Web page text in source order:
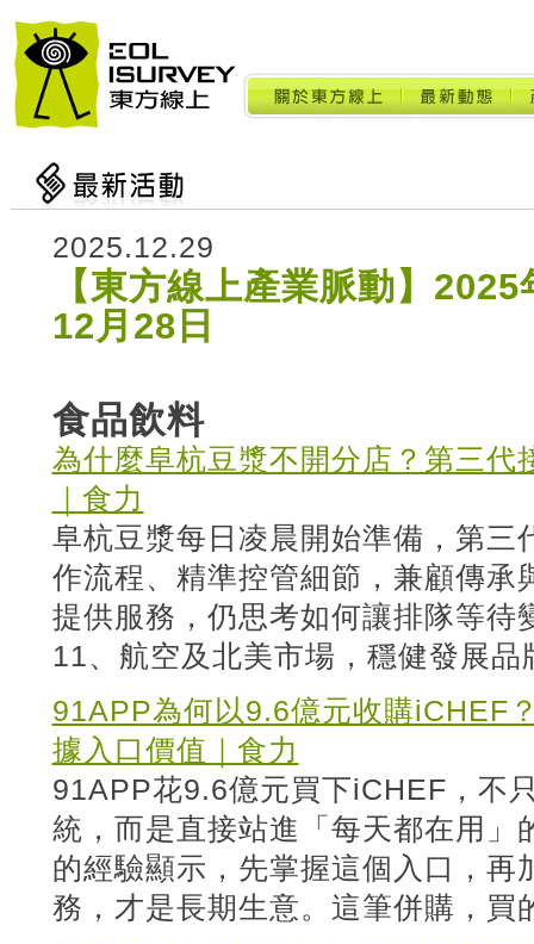
2025.12.29
【東方線上產業脈動】
12月28日
食品飲料
為什麼阜杭豆漿不開分店？第三代
｜食力
阜杭豆漿每日凌晨開始準備，第三
作流程、精準控管細節，兼顧傳承
提供服務，仍思考如何讓排隊等待
11、航空及北美市場，穩健發展品
91APP為何以9.6億元收購iCHEF
據入口價值｜食力
91APP花9.6億元買下iCHEF，不
統，而是直接站進「每天都在用
的經驗顯示，先掌握這個入口，再
務，才是長期生意。這筆併購，買